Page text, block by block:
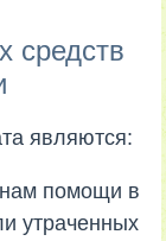
средств
являются:
помощи в
утраченных